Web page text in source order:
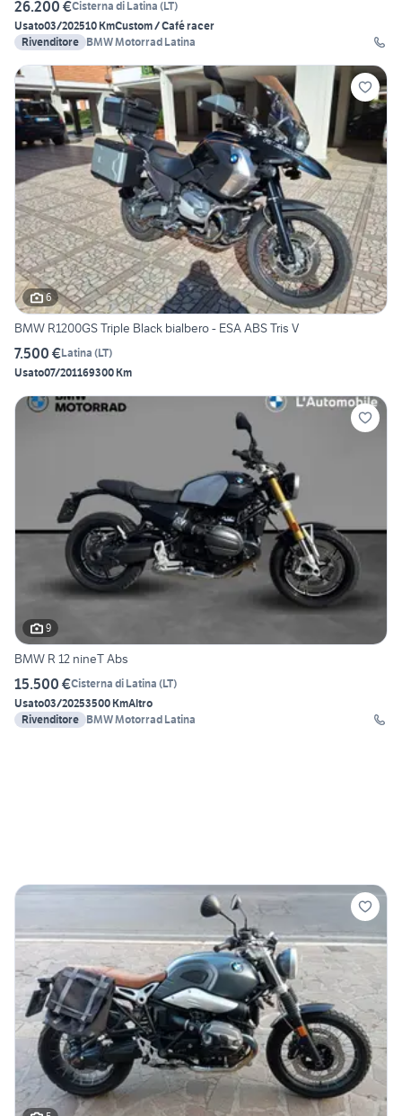
26.200 €Cisterna di Latina (LT)
Usato03/202510 KmCustom / Café racer
Rivenditore BMW Motorrad Latina
6
BMW R1200GS Triple Black bialbero - ESA ABS Tris V
7.500 €Latina (LT)
Usato07/201169300 Km
9
BMW R 12 nineT Abs
15.500 €Cisterna di Latina (LT)
Usato03/20253500 KmAltro
Rivenditore BMW Motorrad Latina